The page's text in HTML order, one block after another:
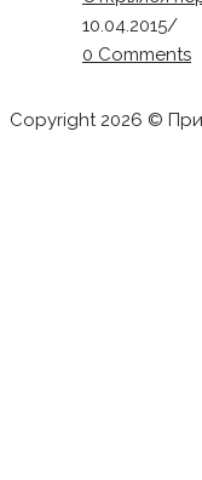
10.04.2015/
0 Comments
Copyright 2026 © При